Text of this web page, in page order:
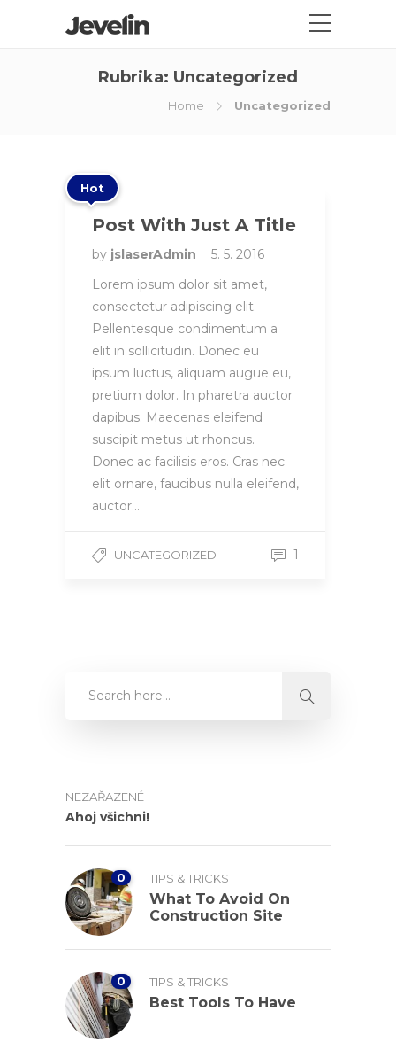
Rubrika: Uncategorized
Home Uncategorized
Hot
Post With Just A Title
by jslaserAdmin
5. 5. 2016
Lorem ipsum dolor sit amet,
consectetur adipiscing elit.
Pellentesque condimentum a
elit in sollicitudin. Donec eu
ipsum luctus, aliquam augue eu,
pretium dolor. In pharetra auctor
dapibus. Maecenas eleifend
suscipit metus ut rhoncus.
Donec ac facilisis eros. Cras nec
elit ornare, faucibus nulla eleifend,
auctor…
UNCATEGORIZED 1
NEZAŘAZENÉ
Ahoj všichni!
0 TIPS & TRICKS
What To Avoid On
Construction Site
0 TIPS & TRICKS
Best Tools To Have